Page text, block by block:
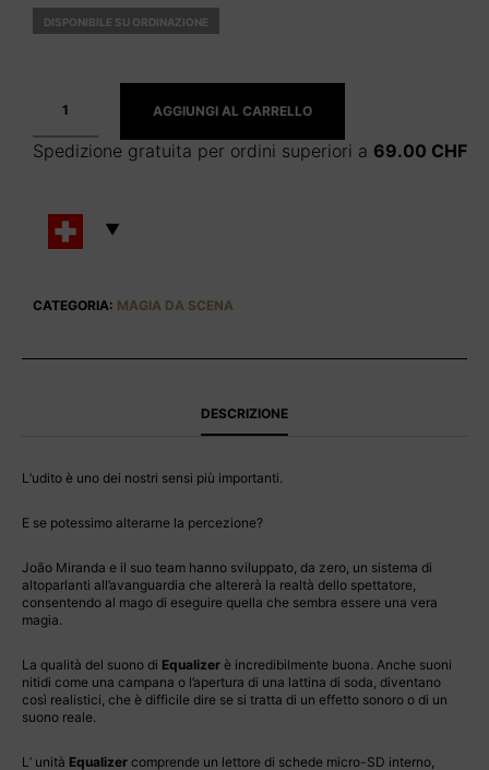
DISPONIBILE SU ORDINAZIONE
AGGIUNGI AL CARRELLO
Spedizione gratuita per ordini superiori a 69.00 CHF
CATEGORIA: MAGIA DA SCENA
DESCRIZIONE
L’udito è uno dei nostri sensi più importanti.
E se potessimo alterarne la percezione?
João Miranda e il suo team hanno sviluppato, da zero, un sistema di
altoparlanti all’avanguardia che altererà la realtà dello spettatore,
consentendo al mago di eseguire quella che sembra essere una vera
magia.
La qualità del suono di Equalizer è incredibilmente buona. Anche suoni
nitidi come una campana o l’apertura di una lattina di soda, diventano
così realistici, che è difficile dire se si tratta di un effetto sonoro o di un
suono reale.
L’ unità Equalizer comprende un lettore di schede micro-SD interno,